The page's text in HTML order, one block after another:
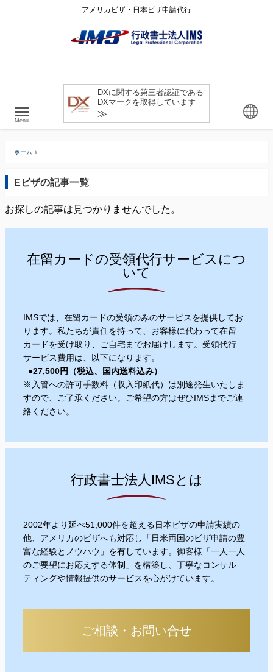
Menu
アメリカビザ・日本ビザ申請代行
DXに関する第三者認証である
DXマークを取得しています
≫
ホーム
Eビザの記事一覧
お探しの記事は見つかりませんでした。
在留カードの受領代行サービスにつ
いて
IMSでは、在留カードの受領のみのサービスを提供してお
ります。私たちが責任を持って、お客様に代わって在留
カードを受け取り、ご自宅までお届けします。受領代行
サービス費用は、以下になります。
●27,500円（税込、国内送料込み）
※入管への許可手数料（収入印紙代）は別途発生いたしま
すので、ご了承ください。ご希望の方はぜひIMSまでご連
絡ください。
行政書士法人IMSとは
2002年より延べ51,000件を超える日本ビザの申請実績の
他、アメリカのビザへも対応し「日米両国のビザ申請の豊
富な経験とノウハウ」を有しています。御客様「一人一人
のご要望にお応えする体制」を構築し、丁寧なコンサル
ティングや情報提供のサービスを心がけています。
ご相談・お問い合せ